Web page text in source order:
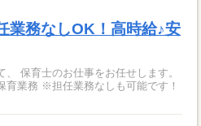
業務なしOK！高時給♪安
、 保育士のお仕事をお任せします。
可能です！